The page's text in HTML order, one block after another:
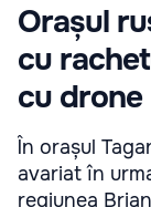
Orașul
cu
cu drone
În orașul
avariat în
regiunea